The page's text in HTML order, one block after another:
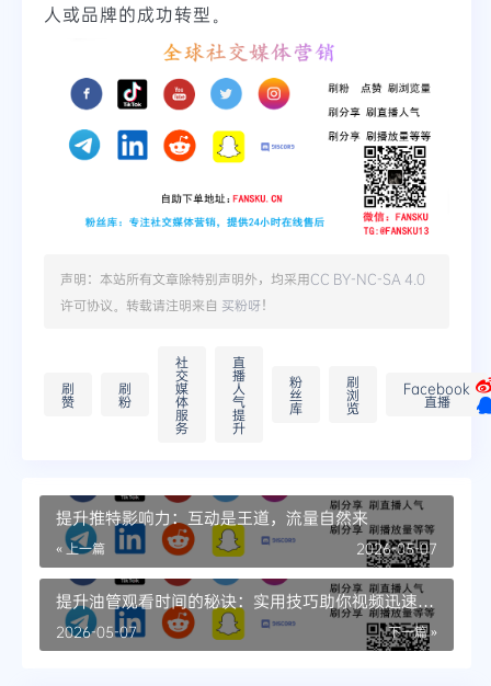
人或品牌的成功转型。
声明：本站所有文章除特别声明外，均采用CC BY-NC-SA 4.0
许可协议。转载请注明来自 买粉呀！
刷
赞
刷
粉
社
交
媒
体
服
务
直
播
人
气
提
升
粉
丝
库
刷
浏
览
Facebook
直播
提升推特影响力：互动是王道，流量自然来
« 上一篇 2026-05-07
提升油管观看时间的秘诀：实用技巧助你视频迅速上
热门
下一篇 »
2026-05-07